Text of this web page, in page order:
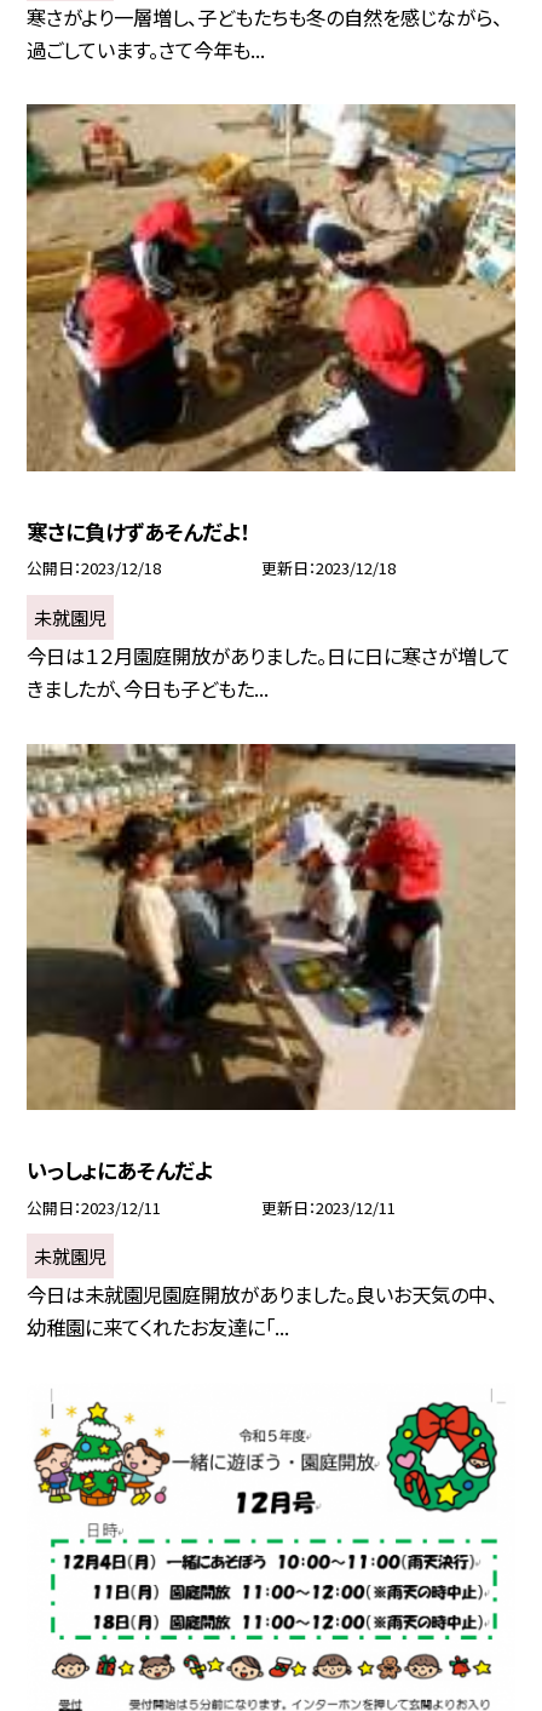
寒さがより一層増し、子どもたちも冬の自然を感じながら、
過ごしています。さて今年も...
寒さに負けずあそんだよ！
公開日 2023/12/18 更新日 2023/12/18
未就園児
今日は１２月園庭開放がありました。日に日に寒さが増して
きましたが、今日も子どもた...
いっしょにあそんだよ
公開日 2023/12/11 更新日 2023/12/11
未就園児
今日は未就園児園庭開放がありました。良いお天気の中、
幼稚園に来てくれたお友達に「...